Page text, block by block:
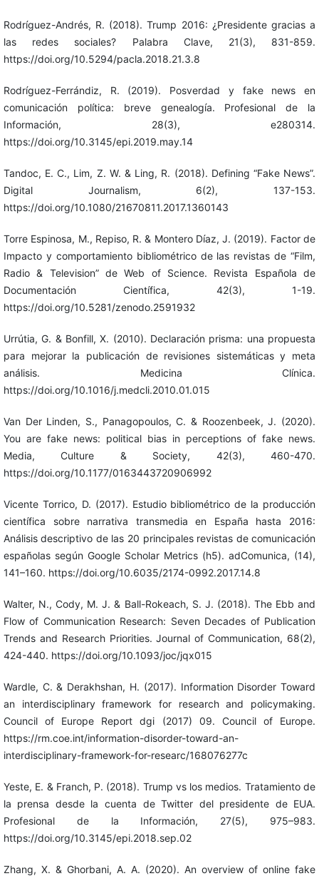
Rodríguez-Andrés, R. (2018). Trump 2016: ¿Presidente gracias a
las redes sociales? Palabra Clave, 21(3), 831-859.
https://doi.org/10.5294/pacla.2018.21.3.8
Rodríguez-Ferrándiz, R. (2019). Posverdad y fake news en
comunicación política: breve genealogía. Profesional de la
Información, 28(3), e280314.
https://doi.org/10.3145/epi.2019.may.14
Tandoc, E. C., Lim, Z. W. & Ling, R. (2018). Defining “Fake News”.
Digital Journalism, 6(2), 137-153.
https://doi.org/10.1080/21670811.2017.1360143
Torre Espinosa, M., Repiso, R. & Montero Díaz, J. (2019). Factor de
Impacto y comportamiento bibliométrico de las revistas de “Film,
Radio & Television” de Web of Science. Revista Española de
Documentación Científica, 42(3), 1-19.
https://doi.org/10.5281/zenodo.2591932
Urrútia, G. & Bonfill, X. (2010). Declaración prisma: una propuesta
para mejorar la publicación de revisiones sistemáticas y meta
análisis. Medicina Clínica.
https://doi.org/10.1016/j.medcli.2010.01.015
Van Der Linden, S., Panagopoulos, C. & Roozenbeek, J. (2020).
You are fake news: political bias in perceptions of fake news.
Media, Culture & Society, 42(3), 460-470.
https://doi.org/10.1177/0163443720906992
Vicente Torrico, D. (2017). Estudio bibliométrico de la producción
científica sobre narrativa transmedia en España hasta 2016:
Análisis descriptivo de las 20 principales revistas de comunicación
españolas según Google Scholar Metrics (h5). adComunica, (14),
141–160. https://doi.org/10.6035/2174-0992.2017.14.8
Walter, N., Cody, M. J. & Ball-Rokeach, S. J. (2018). The Ebb and
Flow of Communication Research: Seven Decades of Publication
Trends and Research Priorities. Journal of Communication, 68(2),
424-440. https://doi.org/10.1093/joc/jqx015
Wardle, C. & Derakhshan, H. (2017). Information Disorder Toward
an interdisciplinary framework for research and policymaking.
Council of Europe Report dgi (2017) 09. Council of Europe.
https://rm.coe.int/information-disorder-toward-an-
interdisciplinary-framework-for-researc/168076277c
Yeste, E. & Franch, P. (2018). Trump vs los medios. Tratamiento de
la prensa desde la cuenta de Twitter del presidente de EUA.
Profesional de la Información, 27(5), 975–983.
https://doi.org/10.3145/epi.2018.sep.02
Zhang, X. & Ghorbani, A. A. (2020). An overview of online fake